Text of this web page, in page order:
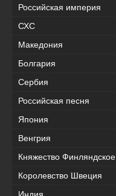
Российская империя
СХС
Македония
Болгария
Сербия
Российская песня
Япония
Венгрия
Княжество Финляндское
Королевство Швеция
Индия